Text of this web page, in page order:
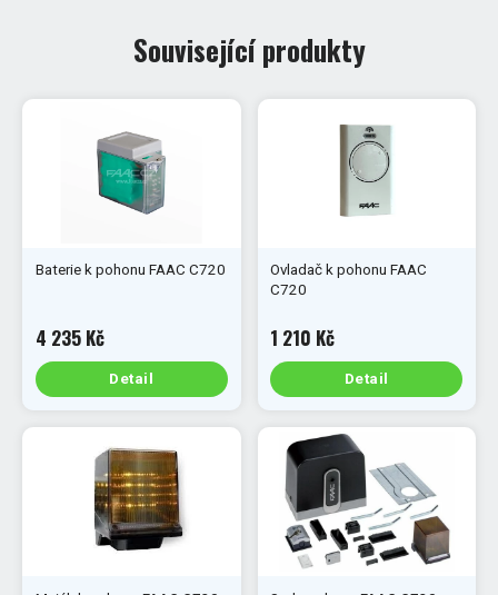
Související produkty
Baterie k pohonu FAAC C720
4 235 Kč
Detail
Ovladač k pohonu FAAC
C720
1 210 Kč
Detail